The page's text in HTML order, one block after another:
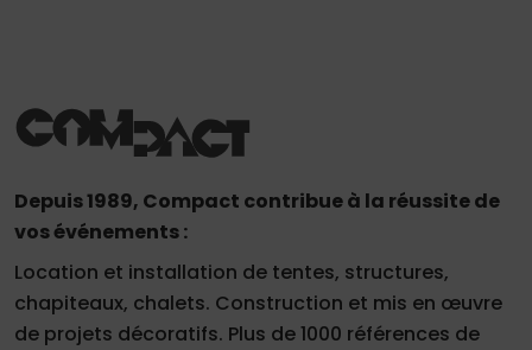
Depuis 1989, Compact contribue à la réussite de
vos événements :
Location et installation de tentes, structures,
chapiteaux, chalets. Construction et mis en œuvre
de projets décoratifs. Plus de 1000 références de